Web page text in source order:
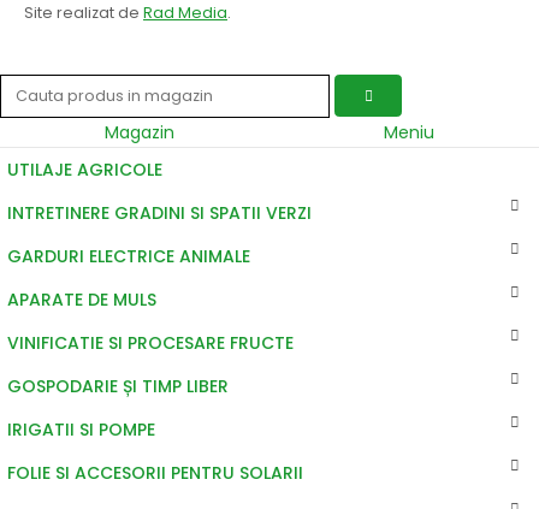
Site realizat de Rad Media.
Magazin
Meniu
UTILAJE AGRICOLE
INTRETINERE GRADINI SI SPATII VERZI
GARDURI ELECTRICE ANIMALE
APARATE DE MULS
VINIFICATIE SI PROCESARE FRUCTE
GOSPODARIE ȘI TIMP LIBER
IRIGATII SI POMPE
FOLIE SI ACCESORII PENTRU SOLARII